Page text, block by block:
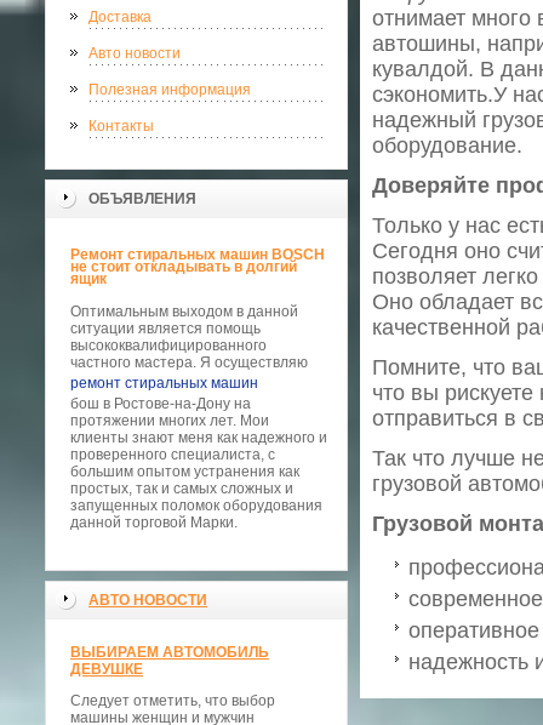
Доставка
Авто новости
Полезная информация
Контакты
ОБЪЯВЛЕНИЯ
Ремонт стиральных машин BOSCH
не стоит откладывать в долгий
ящик
Оптимальным выходом в данной
ситуации является помощь
высококвалифицированного
частного мастера. Я осуществляю
ремонт стиральных машин
бош в Ростове-на-Дону на
протяжении многих лет. Мои
клиенты знают меня как надежного и
проверенного специалиста, с
большим опытом устранения как
простых, так и самых сложных и
запущенных поломок оборудования
данной торговой Марки.
АВТО НОВОСТИ
ВЫБИРАЕМ АВТОМОБИЛЬ
ДЕВУШКЕ
Следует отметить, что выбор
машины женщин и мужчин
отнимает много
автошины,
кувалдой. В
сэкономить.У
надежный
оборудование.
Доверяйте
Только у нас
Сегодня оно
позволяет
Оно обладает
качественной
Помните, что
что вы
отправиться в
Так что лучше
грузовой
Грузовой
надежность